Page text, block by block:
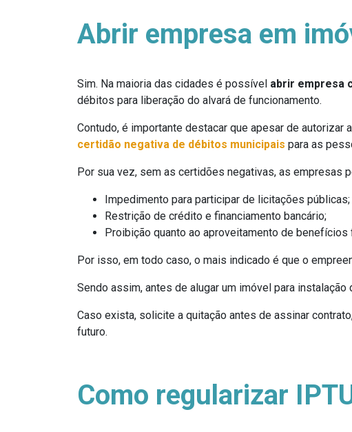
Abrir empresa em
Sim. Na maioria das cidades é possível abrir empresa
débitos para liberação do alvará de funcionamento.
Contudo, é importante destacar que apesar de
certidão negativa de débitos municipais para as
Por sua vez, sem as certidões negativas, as empresas
Impedimento para participar de licitações públicas;
Restrição de crédito e financiamento bancário;
Proibição quanto ao aproveitamento de benefícios
Por isso, em todo caso, o mais indicado é que o
Sendo assim, antes de alugar um imóvel para
Caso exista, solicite a quitação antes de assinar
futuro.
Como regularizar